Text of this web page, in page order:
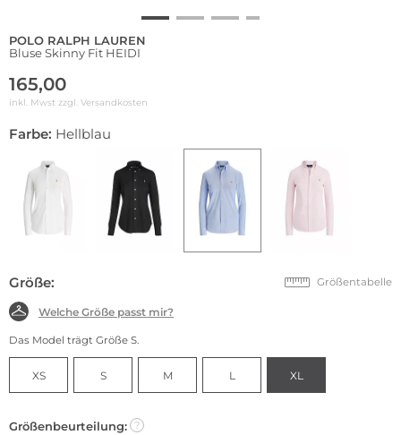
POLO RALPH LAUREN
Bluse Skinny Fit HEIDI
165,00
inkl. Mwst zzgl. Versandkosten
Farbe: Hellblau
Größe: Größentabelle
Welche Größe passt mir?
Das Model trägt Größe S.
XS S M L XL
Größenbeurteilung: ?